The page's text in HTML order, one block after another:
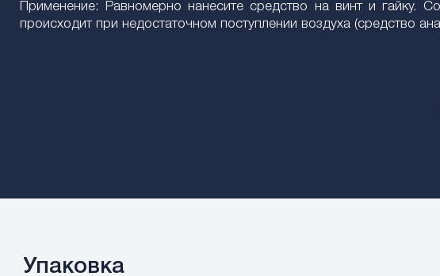
Применение: Равномерно нанесите средство на винт и гайку.
происходит при недостаточном поступлении воздуха (средство
Упаковка